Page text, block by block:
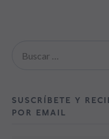
SUSCRÍBETE Y
POR EMAIL